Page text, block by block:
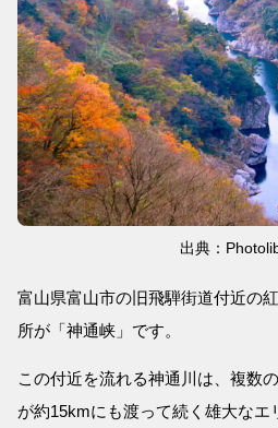
出典：
富山県富山市の旧飛騨街道付近の
所が「神通峡」です。
この付近を流れる神通川は、複数
が約15kmにも渡って続く雄大な